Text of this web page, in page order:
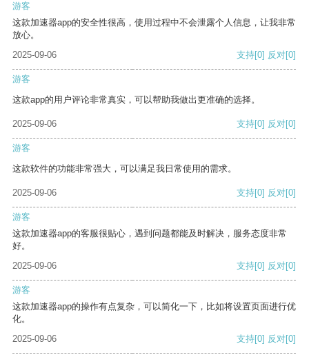
游客
这款加速器app的安全性很高，使用过程中不会泄露个人信息，让我非常
放心。
2025-09-06
支持[0] 反对[0]
游客
这款app的用户评论非常真实，可以帮助我做出更准确的选择。
2025-09-06 支持[0] 反对[0]
游客
这款软件的功能非常强大，可以满足我日常使用的需求。
2025-09-06 支持[0] 反对[0]
游客
这款加速器app的客服很贴心，遇到问题都能及时解决，服务态度非常
好。
2025-09-06
支持[0] 反对[0]
游客
这款加速器app的操作有点复杂，可以简化一下，比如将设置页面进行优
化。
2025-09-06
支持[0] 反对[0]